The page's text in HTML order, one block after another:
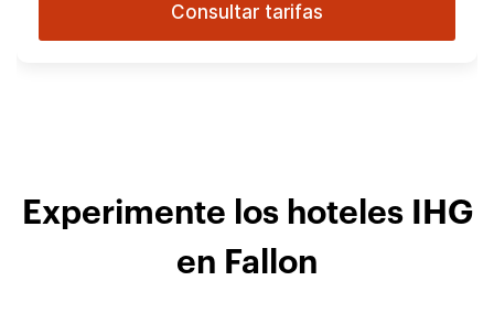
Consultar tarifas
Experimente los hoteles IHG
en Fallon